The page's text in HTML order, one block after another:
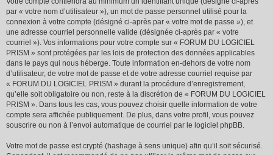
par « votre nom d’utilisateur »), un mot de passe personnel utilisé pour la
connexion à votre compte (désigné ci-après par « votre mot de passe »), et
une adresse courriel personnelle valide (désignée ci-après par « votre
courriel »). Vos informations pour votre compte sur « FORUM DU LOGICIEL
PRISM » sont protégées par les lois de protection des données applicables
dans le pays qui nous héberge. Toute information en-dehors de votre nom
d’utilisateur, de votre mot de passe et de votre adresse courriel requise par
« FORUM DU LOGICIEL PRISM » durant la procédure d’enregistrement,
qu’elle soit obligatoire ou non, reste à la discrétion de « FORUM DU LOGICIEL
PRISM ». Dans tous les cas, vous pouvez choisir quelle information de votre
compte sera affichée publiquement. De plus, dans votre profil, vous pouvez
souscrire ou non à l’envoi automatique de courriel par le logiciel phpBB.
Votre mot de passe est crypté (hashage à sens unique) afin qu’il soit sécurisé.